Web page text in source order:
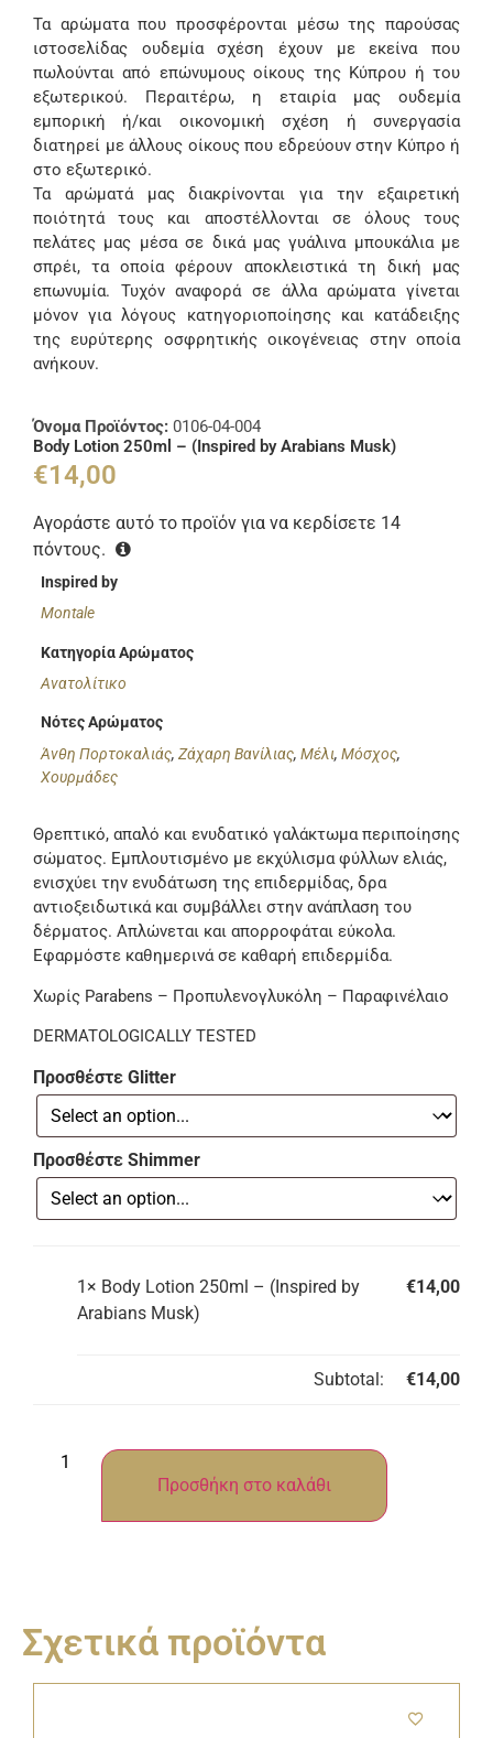
Τα αρώματα που προσφέρονται μέσω της παρούσας
ιστοσελίδας ουδεμία σχέση έχουν με εκείνα που
πωλούνται από επώνυμους οίκους της Κύπρου ή του
εξωτερικού. Περαιτέρω, η εταιρία μας ουδεμία
εμπορική ή/και οικονομική σχέση ή συνεργασία
διατηρεί με άλλους οίκους που εδρεύουν στην Κύπρο ή
στο εξωτερικό.
Τα αρώματά μας διακρίνονται για την εξαιρετική
ποιότητά τους και αποστέλλονται σε όλους τους
πελάτες μας μέσα σε δικά μας γυάλινα μπουκάλια με
σπρέι, τα οποία φέρουν αποκλειστικά τη δική μας
επωνυμία. Τυχόν αναφορά σε άλλα αρώματα γίνεται
μόνον για λόγους κατηγοριοποίησης και κατάδειξης
της ευρύτερης οσφρητικής οικογένειας στην οποία
ανήκουν.
Όνομα Προϊόντος: 0106-04-004
Body Lotion 250ml – (Inspired by Arabians Musk)
€14,00
Αγοράστε αυτό το προϊόν για να κερδίσετε 14
πόντους.
Inspired by
Montale
Κατηγορία Αρώματος
Ανατολίτικο
Νότες Αρώματος
Άνθη Πορτοκαλιάς,Ζάχαρη Βανίλιας,Μέλι,Μόσχος,
Χουρμάδες
Θρεπτικό, απαλό και ενυδατικό γαλάκτωμα περιποίησης
σώματος. Εμπλουτισμένο με εκχύλισμα φύλλων ελιάς,
ενισχύει την ενυδάτωση της επιδερμίδας, δρα
αντιοξειδωτικά και συμβάλλει στην ανάπλαση του
δέρματος. Απλώνεται και απορροφάται εύκολα.
Εφαρμόστε καθημερινά σε καθαρή επιδερμίδα.
Χωρίς Parabens – Προπυλενογλυκόλη – Παραφινέλαιο
DERMATOLOGICALLY TESTED
Προσθέστε Glitter
Προσθέστε Shimmer
1× Body Lotion 250ml – (Inspired by
Arabians Musk)
€14,00
Subtotal: €14,00
Προσθήκη στο καλάθι
Σχετικά προϊόντα